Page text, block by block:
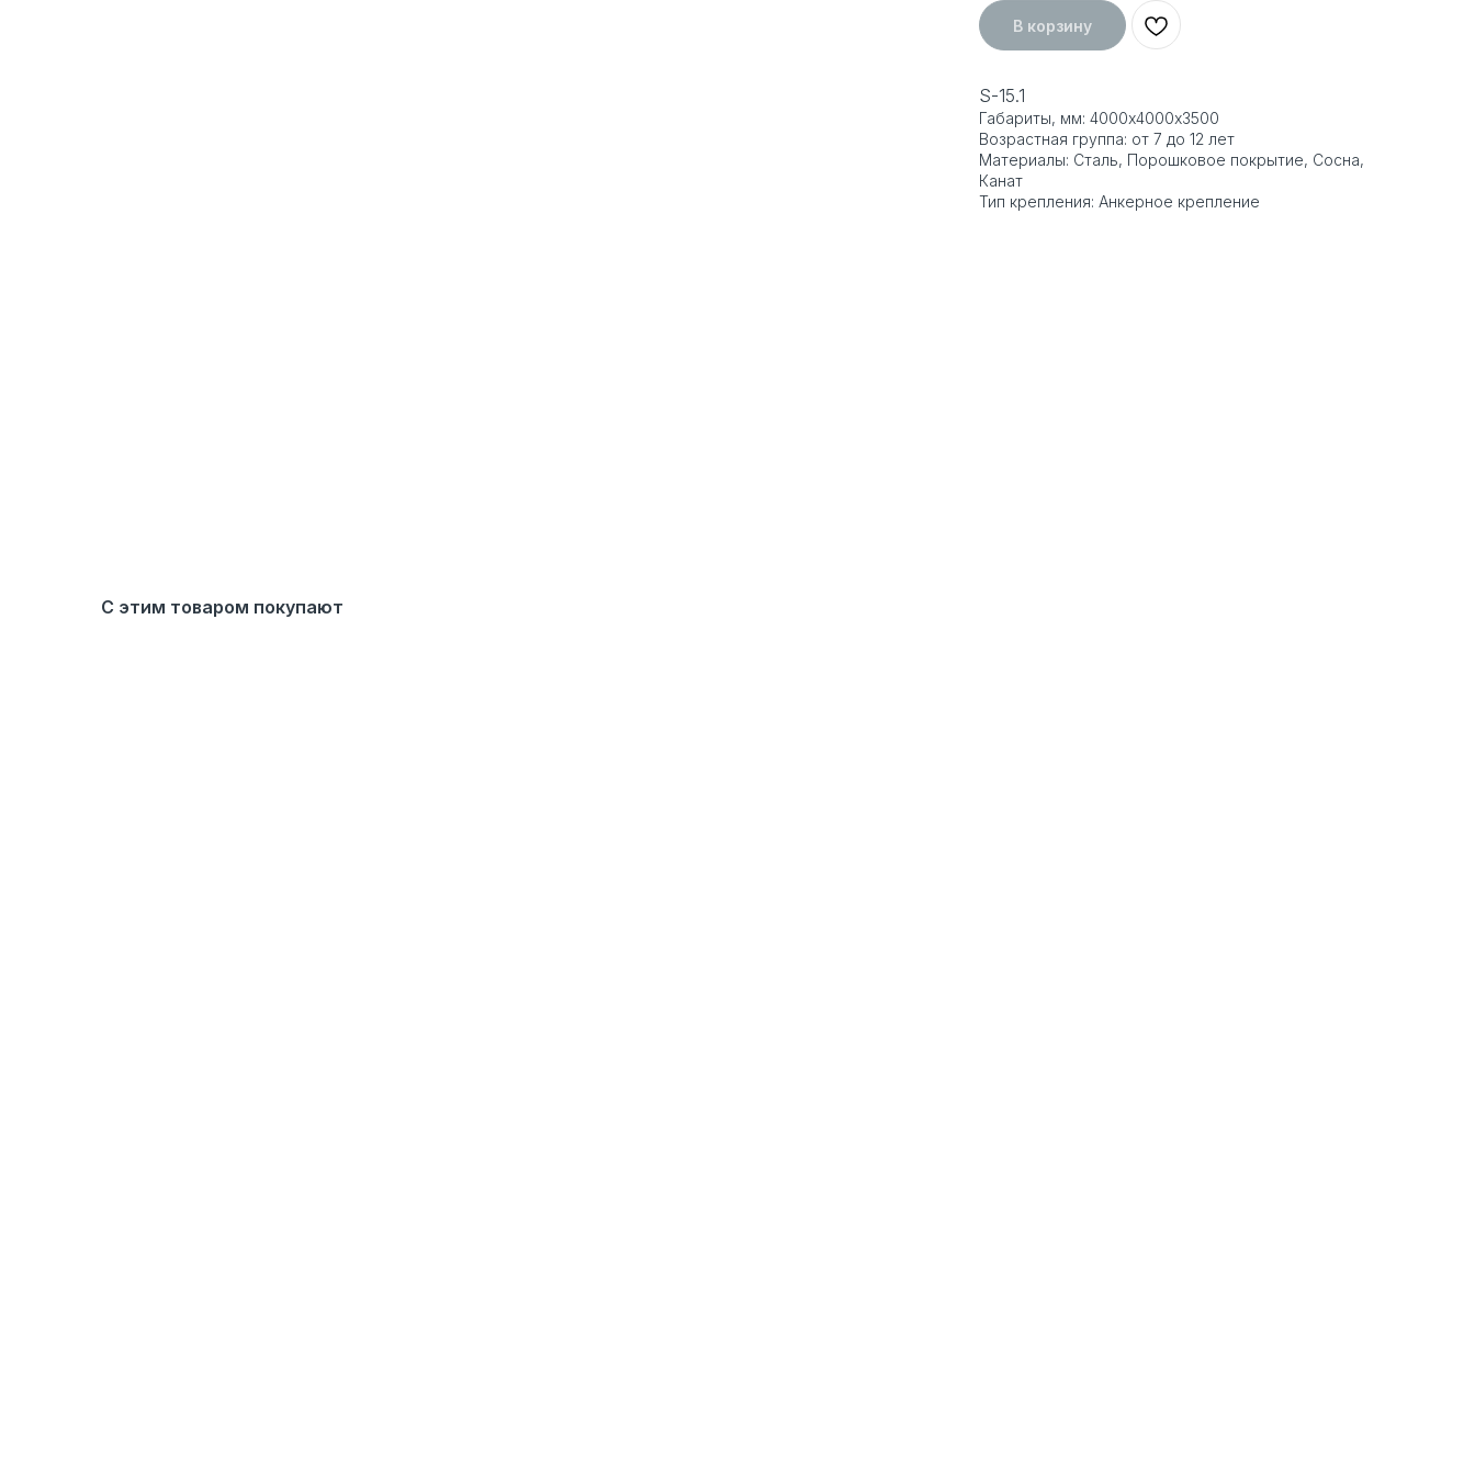
В корзину
S-15.1
Габариты, мм: 4000х4000х3500
Возрастная группа: от 7 до 12 лет
Материалы: Сталь, Порошковое покрытие, Сосна,
Канат
Тип крепления: Анкерное крепление
С этим товаром покупают